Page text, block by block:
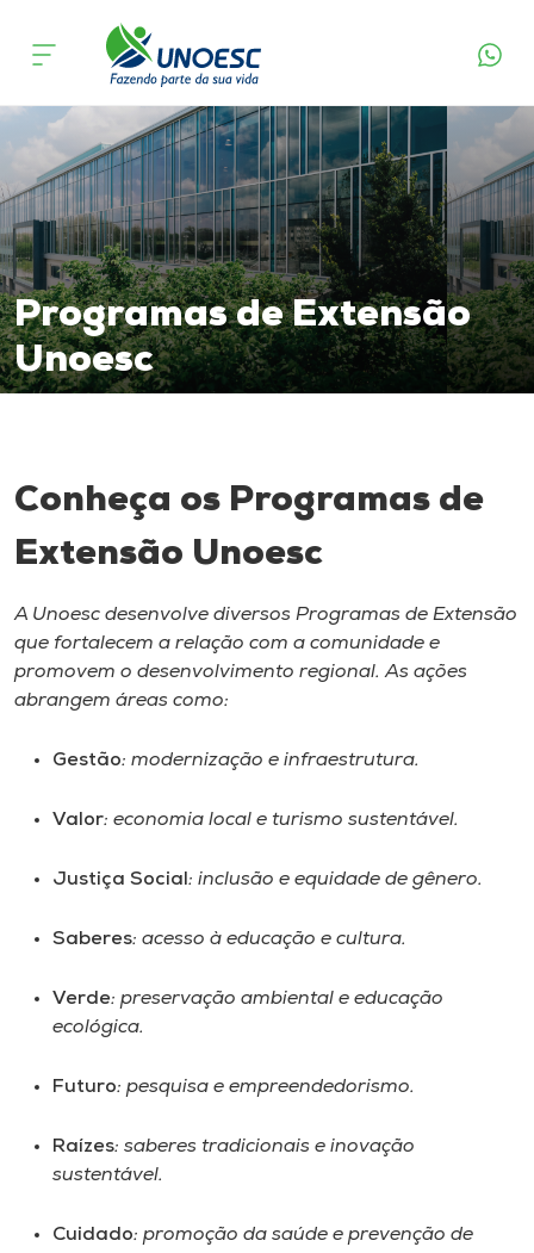
Cursos
Onde estamos
Pesquisa
Atendimento ao Estudante
Portal de Ensino
Internacionalização
Diplomados
Biblioteca
Editora
Rádio
Museu
Unoesc
Store
Programas de Extensão
Unoesc
Conheça os Programas de
Extensão Unoesc
A Unoesc desenvolve diversos Programas de Extensão
que fortalecem a relação com a comunidade e
promovem o desenvolvimento regional. As ações
abrangem áreas como:
Gestão: modernização e infraestrutura.
Valor: economia local e turismo sustentável.
Justiça Social : inclusão e equidade de gênero.
Saberes: acesso à educação e cultura.
Verde: preservação ambiental e educação
ecológica.
Futuro: pesquisa e empreendedorismo.
Raízes: saberes tradicionais e inovação
sustentável.
Cuidado: promoção da saúde e prevenção de